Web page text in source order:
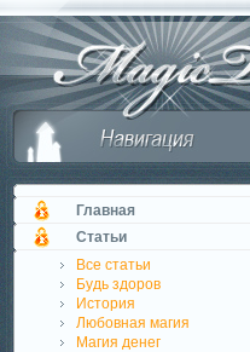
Главная
Статьи
Все статьи
Будь здоров
История
Любовная магия
Магия денег